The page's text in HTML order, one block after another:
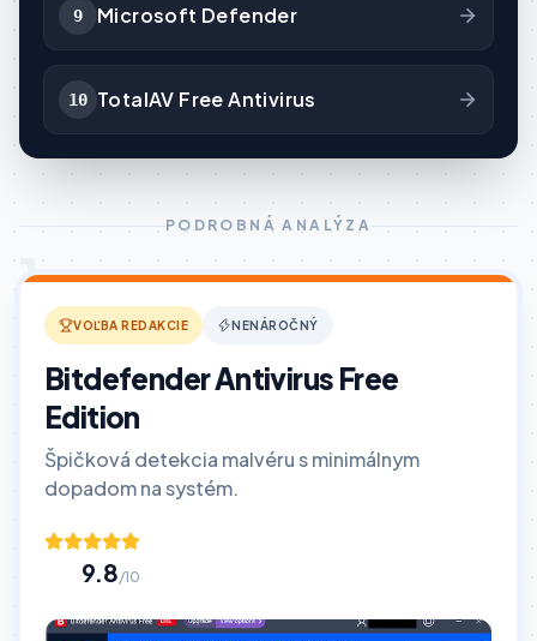
9 Microsoft Defender
10 TotalAV Free Antivirus
PODROBNÁ ANALÝZA
1
VOĽBA REDAKCIE NENÁROČNÝ
Bitdefender Antivirus Free
Edition
Špičková detekcia malvéru s minimálnym
dopadom na systém.
9.8/10